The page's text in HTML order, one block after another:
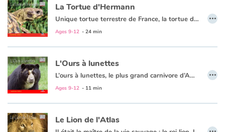
Dyslexia and reading disorders
La Tortue d'Hermann
Unique tortue terrestre de France, la tortue d'Hermann vit dans le maquis méditerranéen. Cette tortue autrefois largement répandue sur le littoral sud, de la France à la Turquie, ne subsiste maintenant que sous la forme de quelques populations isolées, faisant d'elle l'un des reptiles les plus menacés dans le monde.
Ages 9-12 - 24 min
…
L'Ours à lunettes
L’ours à lunettes, le plus grand carnivore d’Amérique du Sud, a presque disparu. Mieux le connaître pour sauver son espèce.
Ages 9-12 - 11 min
…
Le Lion de l'Atlas
…